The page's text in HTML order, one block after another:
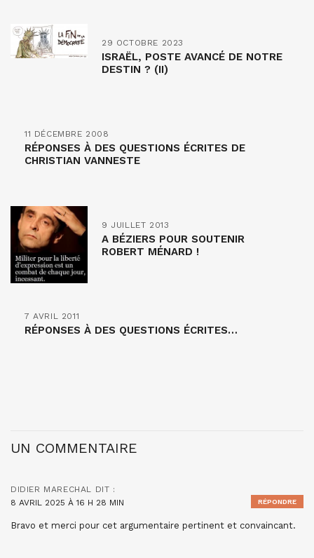
29 OCTOBRE 2023
ISRAËL, POSTE AVANCÉ DE NOTRE
DESTIN ? (II)
11 DÉCEMBRE 2008
RÉPONSES À DES QUESTIONS ÉCRITES DE
CHRISTIAN VANNESTE
9 JUILLET 2013
A BÉZIERS POUR SOUTENIR
ROBERT MÉNARD !
7 AVRIL 2011
RÉPONSES À DES QUESTIONS ÉCRITES…
UN COMMENTAIRE
DIDIER MARECHAL DIT :
8 AVRIL 2025 À 16 H 28 MIN
Bravo et merci pour cet argumentaire pertinent et convaincant.
RÉPONDRE